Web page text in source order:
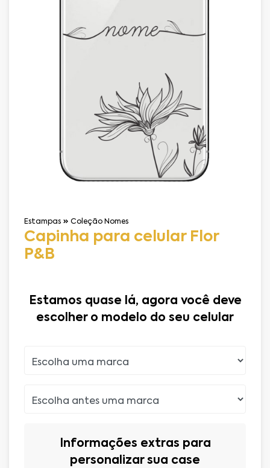
Estampas Coleção Nomes
Capinha para celular Flor
P&B
Estamos quase lá, agora você deve
escolher o modelo do seu celular
Informações extras para
personalizar sua case